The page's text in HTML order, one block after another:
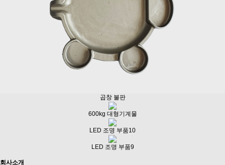
곱창 불판
600kg 대형기계물
LED 조명 부품10
LED 조명 부품9
회사소개